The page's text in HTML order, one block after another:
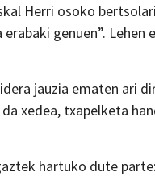
Herri osoko
genuen”.
jauzia ematen ari
xedea, txapelketa
hartuko dute